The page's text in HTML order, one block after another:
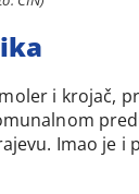
i krojač,
Imao je